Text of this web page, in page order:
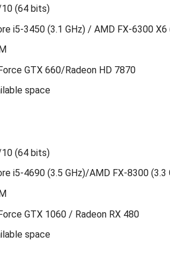
(64 bits)
i5-3450 (3.1 GHz) / AMD FX-6300 X6
GTX 660/Radeon HD 7870
space
(64 bits)
i5-4690 (3.5 GHz)/AMD FX-8300 (3.3
GTX 1060 / Radeon RX 480
space